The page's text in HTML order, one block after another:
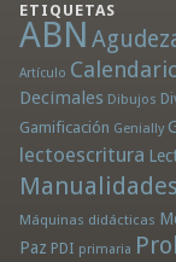
ETIQUETAS
ABN
Artículo
Decimales Dibujos
Gamificación Genially
lectoescritura
Manualidades
Máquinas didácticas
Paz PDI primaria